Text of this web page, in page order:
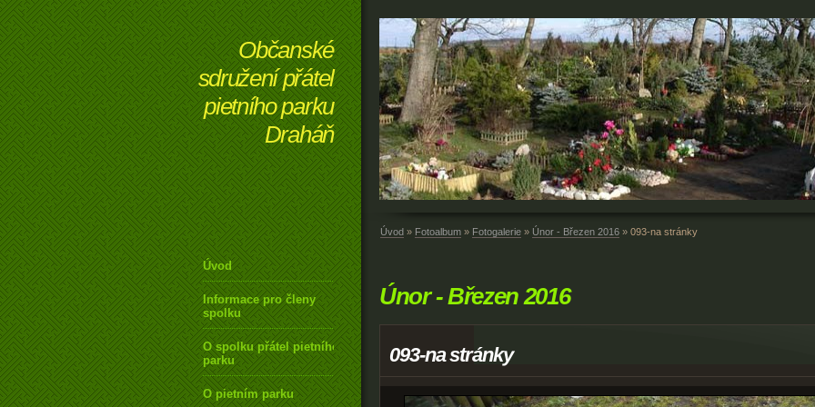
Občanské
sdružení přátel
pietního parku
Draháň
Úvod
Informace pro členy
spolku
O spolku přátel pietního
parku
O pietním parku
Úvod » Fotoalbum » Fotogalerie » Únor - Březen 2016 » 093-na stránky
Únor - Březen 2016
093-na stránky